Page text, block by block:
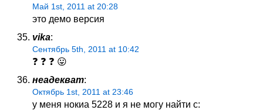
Май 1st, 2011 at 20:28
это демо версия
vika:
Сентябрь 5th, 2011 at 10:42
❓ ❓ ❓ 😛
неадекват:
Октябрь 1st, 2011 at 23:46
у меня нокиа 5228 и я не могу найти c: